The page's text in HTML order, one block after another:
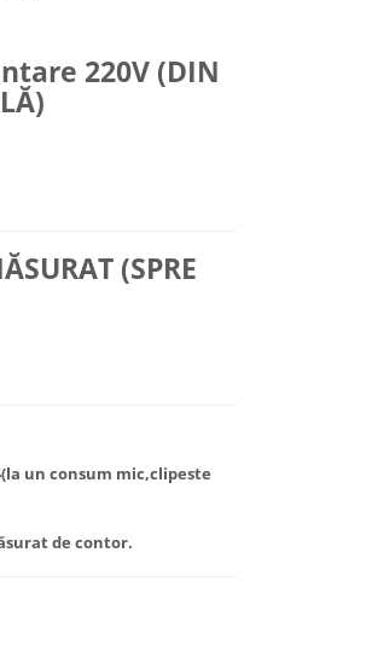
220V (DIN
(SPRE
la un consum mic,clipeste
de contor.